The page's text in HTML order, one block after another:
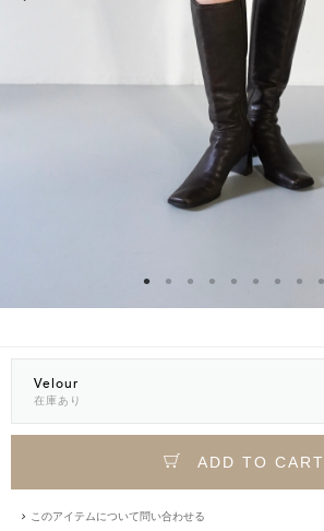
Velour
在庫あり
ADD TO CART
このアイテムについて問い合わせる